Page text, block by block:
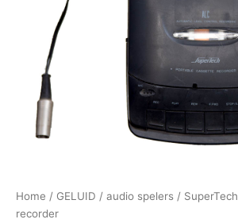
Home / GELUID / audio spelers /
recorder